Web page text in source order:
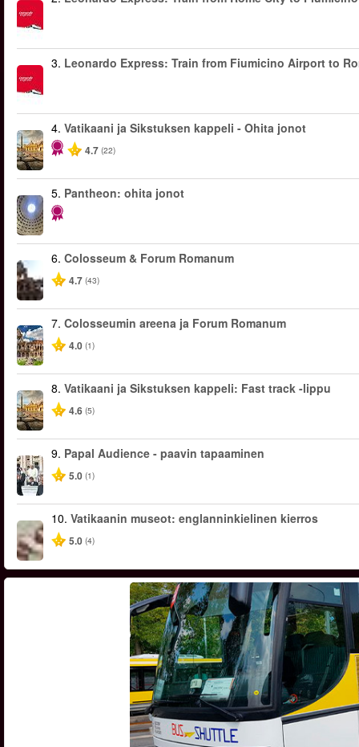
3. Leonardo Express: Train from Fiumicino Airport to
4. Vatikaani ja Sikstuksen kappeli - Ohita jonot
4.7 (22)
5. Pantheon: ohita jonot
6. Colosseum & Forum Romanum
4.7 (43)
7. Colosseumin areena ja Forum Romanum
4.0 (1)
8. Vatikaani ja Sikstuksen kappeli: Fast track -lippu
4.6 (5)
9. Papal Audience - paavin tapaaminen
5.0 (1)
10. Vatikaanin museot: englanninkielinen kierros
5.0 (4)